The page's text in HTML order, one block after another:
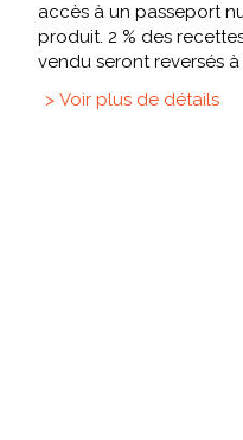
accès à un passeport
produit. 2 % des
vendu seront reversés à
> Voir plus de détails